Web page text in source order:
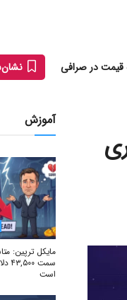
قیمت در صرافی
آموزش
مایکل ترپین:
است